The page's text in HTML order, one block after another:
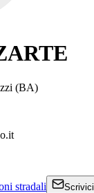
(BA)
stradali Scrivici